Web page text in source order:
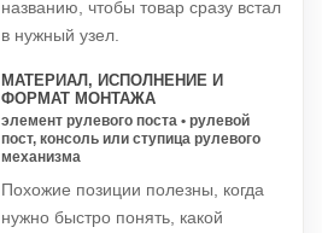
названию, чтобы товар сразу встал
в нужный узел.
МАТЕРИАЛ, ИСПОЛНЕНИЕ И
ФОРМАТ МОНТАЖА
элемент рулевого поста • рулевой
пост, консоль или ступица рулевого
механизма
Похожие позиции полезны, когда
нужно быстро понять, какой